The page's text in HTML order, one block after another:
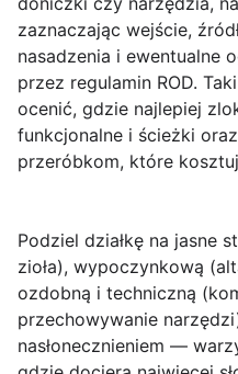
zaznaczając wejście,
nasadzenia i ewentualne
przez regulamin ROD.
ocenić, gdzie najlepiej
funkcjonalne i ścieżki
przeróbkom, które
Podziel działkę na jasne
zioła), wypoczynkową
ozdobną i techniczną
przechowywanie
nasłonecznieniem —